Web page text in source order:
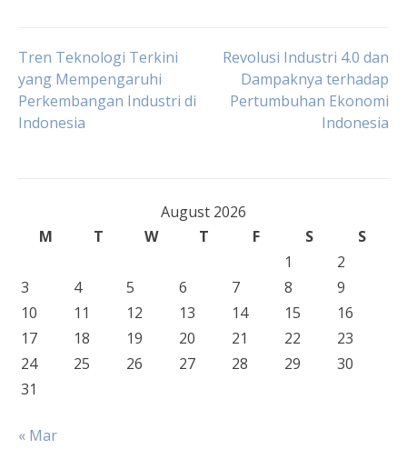
Post
navigation
Tren Teknologi Terkini
yang Mempengaruhi
Perkembangan Industri di
Indonesia
Revolusi Industri 4.0 dan
Dampaknya terhadap
Pertumbuhan Ekonomi
Indonesia
August 2026
M
T W T F S
S
1
2
3
4 5 6 7 8
9
10
11 12 13 14 15
16
17
18 19 20 21 22
23
24
25 26 27 28 29
30
31
« Mar